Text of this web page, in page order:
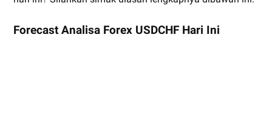
Forecast Analisa Forex USDCHF Hari Ini